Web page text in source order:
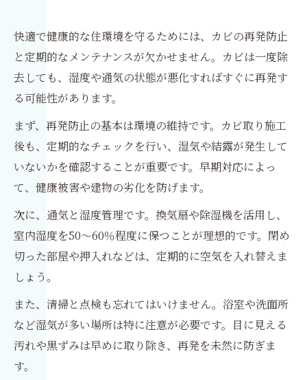
快適で健康的な住環境を守るためには、カビの再発防止
と定期的なメンテナンスが欠かせません。カビは一度除
去しても、湿度や通気の状態が悪化すればすぐに再発す
る可能性があります。
まず、再発防止の基本は環境の維持です。カビ取り施工
後も、定期的なチェックを行い、湿気や結露が発生して
いないかを確認することが重要です。早期対応によっ
て、健康被害や建物の劣化を防げます。
次に、通気と湿度管理です。換気扇や除湿機を活用し、
室内湿度を50〜60％程度に保つことが理想的です。閉め
切った部屋や押入れなどは、定期的に空気を入れ替えま
しょう。
また、清掃と点検も忘れてはいけません。浴室や洗面所
など湿気が多い場所は特に注意が必要です。目に見える
汚れや黒ずみは早めに取り除き、再発を未然に防ぎま
す。